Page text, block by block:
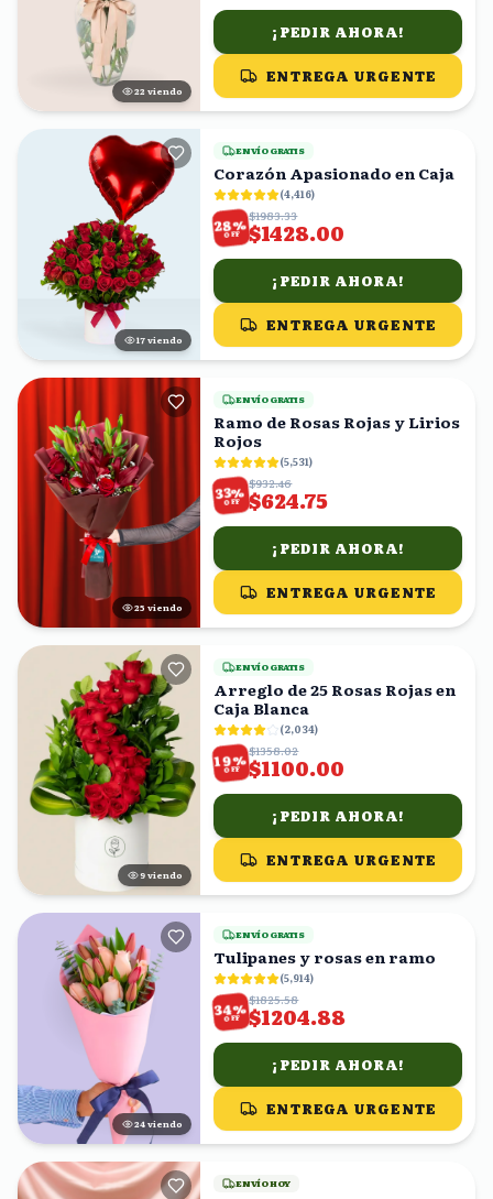
23 viendo
¡PEDIR AHORA!
ENTREGA URGENTE
16 viendo
ENVÍO GRATIS
Corazón Apasionado en Caja
(4,416)
28%
OFF
$1983.33
$1428.00
¡PEDIR AHORA!
ENTREGA URGENTE
24 viendo
ENVÍO GRATIS
Ramo de Rosas Rojas y Lirios
Rojos
(5,531)
33%
OFF
$932.46
$624.75
¡PEDIR AHORA!
ENTREGA URGENTE
9 viendo
ENVÍO GRATIS
Arreglo de 25 Rosas Rojas en
Caja Blanca
(2,034)
19%
OFF
$1358.02
$1100.00
¡PEDIR AHORA!
ENTREGA URGENTE
24 viendo
ENVÍO GRATIS
Tulipanes y rosas en ramo
(5,914)
34%
OFF
$1825.58
$1204.88
¡PEDIR AHORA!
ENTREGA URGENTE
ENVÍO HOY